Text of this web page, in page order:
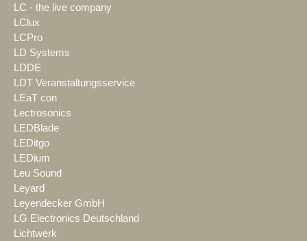
LC - the live company
LClux
LCPro
LD Systems
LDDE
LDT Veranstaltungsservice
LEaT con
Lectrosonics
LEDBlade
LEDitgo
LEDium
Leu Sound
Leyard
Leyendecker GmbH
LG Electronics Deutschland
Lichtwerk